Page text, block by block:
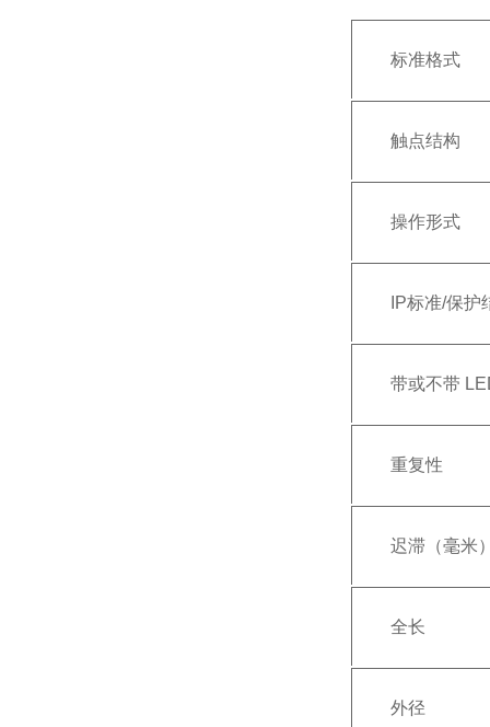
标准格式
触点结构
操作形式
IP标准/保护
带或不带
重复性
迟滞（毫米
全长
外径